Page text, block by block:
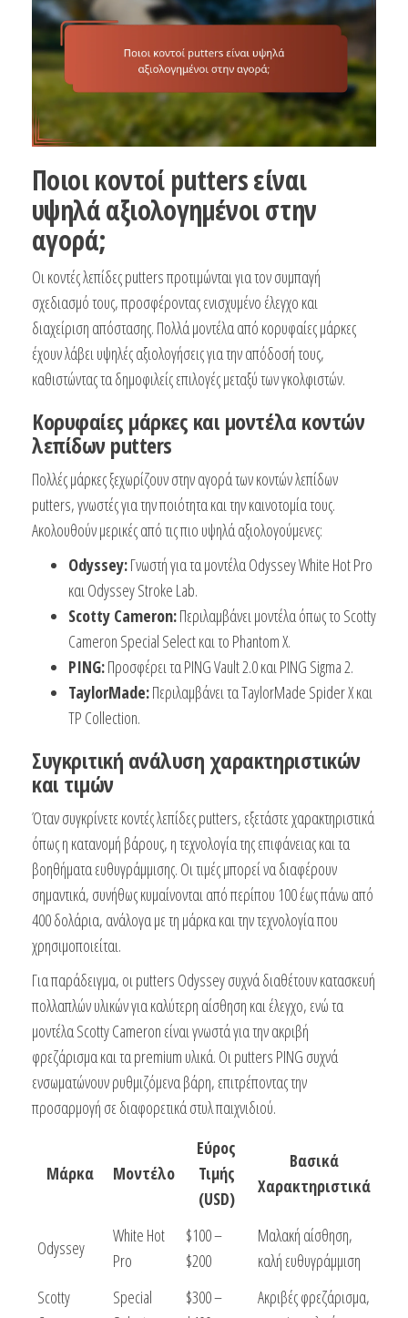
Ποιοι κοντοί putters είναι
υψηλά αξιολογημένοι στην
αγορά;
Οι κοντές λεπίδες putters προτιμώνται για τον συμπαγή
σχεδιασμό τους, προσφέροντας ενισχυμένο έλεγχο και
διαχείριση απόστασης. Πολλά μοντέλα από κορυφαίες μάρκες
έχουν λάβει υψηλές αξιολογήσεις για την απόδοσή τους,
καθιστώντας τα δημοφιλείς επιλογές μεταξύ των γκολφιστών.
Κορυφαίες μάρκες και μοντέλα κοντών
λεπίδων putters
Πολλές μάρκες ξεχωρίζουν στην αγορά των κοντών λεπίδων
putters, γνωστές για την ποιότητα και την καινοτομία τους.
Ακολουθούν μερικές από τις πιο υψηλά αξιολογούμενες:
Odyssey:Γνωστή για τα μοντέλα Odyssey White Hot Pro
και Odyssey Stroke Lab.
Scotty Cameron:Περιλαμβάνει μοντέλα όπως το Scotty
Cameron Special Select και το Phantom X.
PING:Προσφέρει τα PING Vault 2.0 και PING Sigma 2.
TaylorMade:Περιλαμβάνει τα TaylorMade Spider X και
TP Collection.
Συγκριτική ανάλυση χαρακτηριστικών
και τιμών
Όταν συγκρίνετε κοντές λεπίδες putters, εξετάστε χαρακτηριστικά
όπως η κατανομή βάρους, η τεχνολογία της επιφάνειας και τα
βοηθήματα ευθυγράμμισης. Οι τιμές μπορεί να διαφέρουν
σημαντικά, συνήθως κυμαίνονται από περίπου 100 έως πάνω από
400 δολάρια, ανάλογα με τη μάρκα και την τεχνολογία που
χρησιμοποιείται.
Για παράδειγμα, οι putters Odyssey συχνά διαθέτουν κατασκευή
πολλαπλών υλικών για καλύτερη αίσθηση και έλεγχο, ενώ τα
μοντέλα Scotty Cameron είναι γνωστά για την ακριβή
φρεζάρισμα και τα premium υλικά. Οι putters PING συχνά
ενσωματώνουν ρυθμιζόμενα βάρη, επιτρέποντας την
προσαρμογή σε διαφορετικά στυλ παιχνιδιού.
Μάρκα Μοντέλο
Εύρος
Τιμής
(USD)
Βασικά
Χαρακτηριστικά
Odyssey
White Hot
Pro
$100 –
$200
Μαλακή αίσθηση,
καλή ευθυγράμμιση
Scotty
Special
$300 –
Ακριβές φρεζάρισμα,